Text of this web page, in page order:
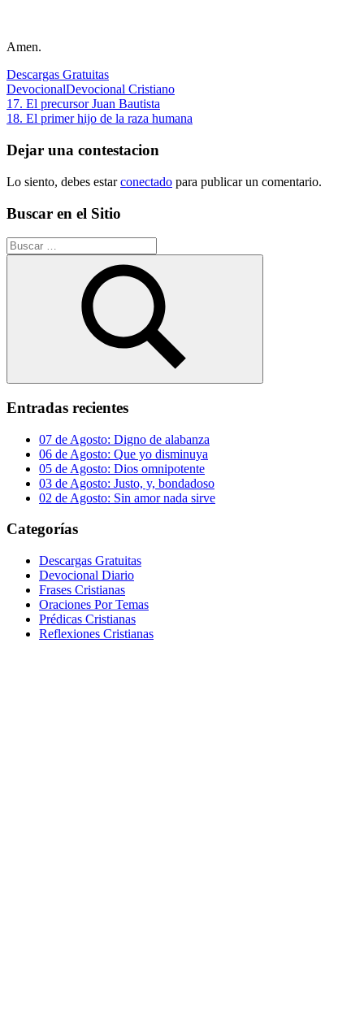
Amen.
Descargas Gratuitas
DevocionalDevocional Cristiano
Navegación
de
entradas
Entrada
anterior:
17. El precursor Juan Bautista
Siguiente
18. El primer hijo de la raza humana
Dejar una contestacion
Lo siento, debes estarconectado para publicar un comentario.
Buscar en el Sitio
Buscar:
Buscar
Entradas recientes
07 de Agosto: Digno de alabanza
06 de Agosto: Que yo disminuya
05 de Agosto: Dios omnipotente
03 de Agosto: Justo, y, bondadoso
02 de Agosto: Sin amor nada sirve
Categorías
Descargas Gratuitas
Devocional Diario
Frases Cristianas
Oraciones Por Temas
Prédicas Cristianas
Reflexiones Cristianas